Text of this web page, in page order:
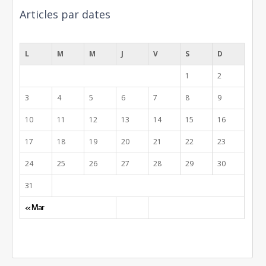
Articles par dates
L M M J V S D
« Mar
1 2
3 4 5 6 7 8 9
10 11 12 13 14 15 16
17 18 19 20 21 22 23
24 25 26 27 28 29 30
31